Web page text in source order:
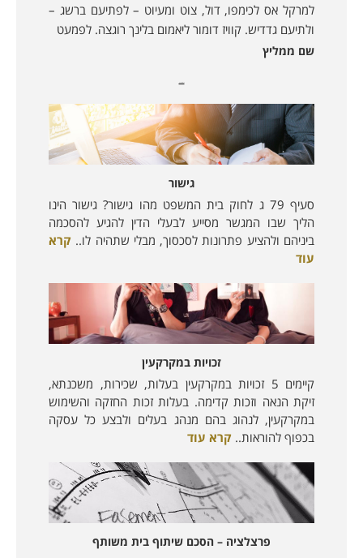
למרקל אס לכימפו, דול, צוט ומעיוט – לפתיעם ברשג –
ולתיעם גדדיש. קוויז דומור ליאמום בלינך רוגצה. לפמעט
שם ממליץ
גישור
סעיף 79 ג לחוק בית המשפט מהו גישור? גישור הינו
הליך שבו המגשר מסייע לבעלי הדין להגיע להסכמה
ביניהם ולהציע פתרונות לסכסוך, מבלי שתהיה לו.. קרא
עוד
זכויות במקרקעין
קיימים 5 זכויות במקרקעין בעלות, שכירות, משכנתא,
זיקת הנאה וזכות קדימה. בעלות זכות החזקה והשימוש
במקרקעין, לנהוג בהם מנהג בעלים ולבצע כל עסקה
בכפוף להוראות.. קרא עוד
פרצלציה – הסכם שיתוף בית משותף